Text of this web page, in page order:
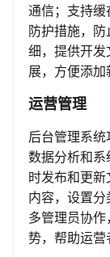
通信；支持
防护措施，
细，提供开
展，方便添加
运营管理
后台管理系统
数据分析和
时发布和更
内容，设置
多管理员协
势，帮助运营